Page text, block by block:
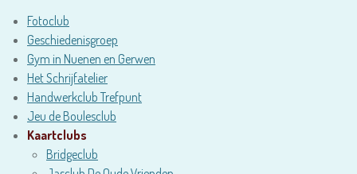
Fotoclub
Geschiedenisgroep
Gym in Nuenen en Gerwen
Het Schrijfatelier
Handwerkclub Trefpunt
Jeu de Boulesclub
Kaartclubs
Bridgeclub